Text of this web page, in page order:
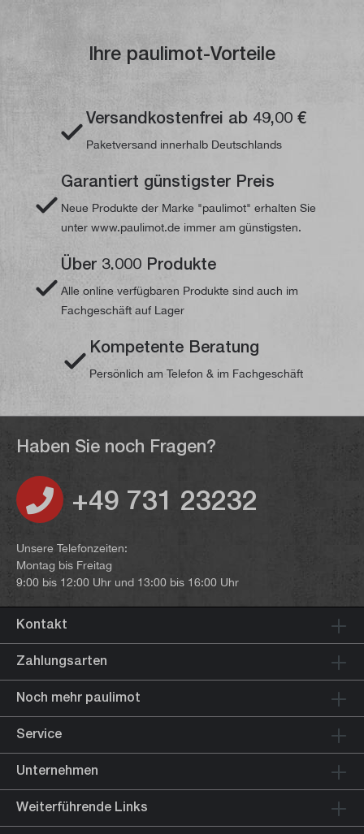
Ihre paulimot-Vorteile
Versandkostenfrei ab 49,00 €
Paketversand innerhalb Deutschlands
Garantiert günstigster Preis
Neue Produkte der Marke "paulimot" erhalten Sie
unter www.paulimot.de immer am günstigsten.
Über 3.000 Produkte
Alle online verfügbaren Produkte sind auch im
Fachgeschäft auf Lager
Kompetente Beratung
Persönlich am Telefon & im Fachgeschäft
Haben Sie noch Fragen?
+49 731 23232
Unsere Telefonzeiten:
Montag bis Freitag
9:00 bis 12:00 Uhr und 13:00 bis 16:00 Uhr
Kontakt
Zahlungsarten
Noch mehr paulimot
Service
Unternehmen
Weiterführende Links